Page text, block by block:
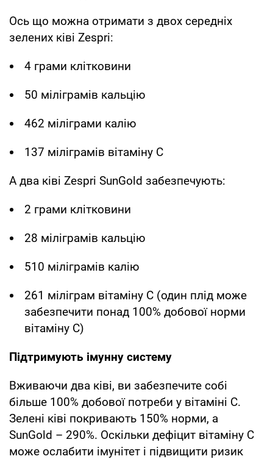
Ось що можна отримати з двох середніх
зелених ківі Zespri:
4 грами клітковини
50 міліграмів кальцію
462 міліграми калію
137 міліграмів вітаміну С
А два ківі Zespri SunGold забезпечують:
2 грами клітковини
28 міліграмів кальцію
510 міліграмів калію
261 міліграм вітаміну С (один плід може
забезпечити понад 100% добової норми
вітаміну С)
Підтримують імунну систему
Вживаючи два ківі, ви забезпечите собі
більше 100% добової потреби у вітаміні С.
Зелені ківі покривають 150% норми, а
SunGold – 290%. Оскільки дефіцит вітаміну С
може ослабити імунітет і підвищити ризик